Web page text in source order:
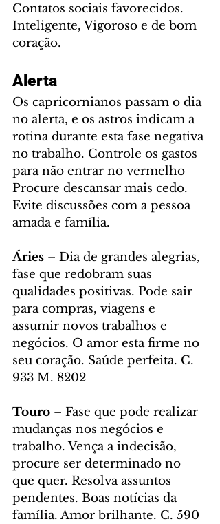
Contatos sociais favorecidos.
Inteligente, Vigoroso e de bom
coração.
Alerta
Os capricornianos passam o dia
no alerta, e os astros indicam a
rotina durante esta fase negativa
no trabalho. Controle os gastos
para não entrar no vermelho
Procure descansar mais cedo.
Evite discussões com a pessoa
amada e família.
Áries – Dia de grandes alegrias,
fase que redobram suas
qualidades positivas. Pode sair
para compras, viagens e
assumir novos trabalhos e
negócios. O amor esta firme no
seu coração. Saúde perfeita. C.
933 M. 8202
Touro – Fase que pode realizar
mudanças nos negócios e
trabalho. Vença a indecisão,
procure ser determinado no
que quer. Resolva assuntos
pendentes. Boas notícias da
família. Amor brilhante. C. 590